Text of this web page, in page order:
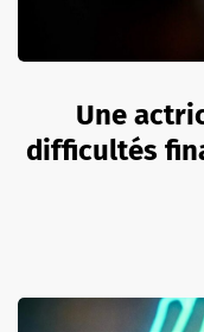
Une
difficultés